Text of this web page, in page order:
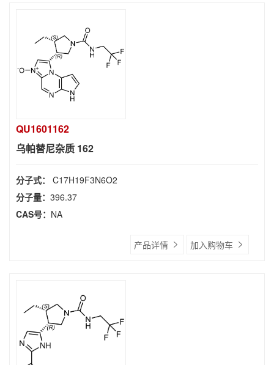
QU1601162
乌帕替尼杂质 162
分子式： C17H19F3N6O2
分子量： 396.37
CAS号： NA
产品详情 加入购物车